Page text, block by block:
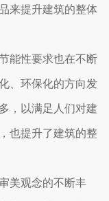
来提升建筑的整体
能性要求也在不断
、环保化的方向发
，以满足人们对建
也提升了建筑的整
美观念的不断丰